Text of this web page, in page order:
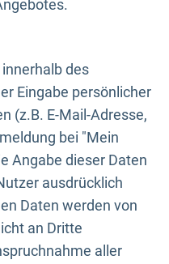
des
Eingabe persönlicher
(z.B. E-Mail-Adresse,
bei "Mein
Angabe dieser Daten
ausdrücklich
Daten werden von
an Dritte
aller